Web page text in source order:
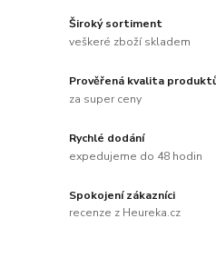
Široký sortiment
veškeré zboží skladem
Prověřená kvalita
za super ceny
Rychlé dodání
expedujeme do 48 hodin
Spokojení zákazníci
recenze z Heureka.cz